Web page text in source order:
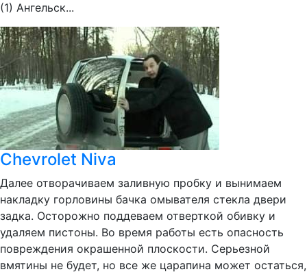
(1) Ангельск...
Chevrolet Niva
Далее отворачиваем заливную пробку и вынимаем
накладку горловины бачка омывателя стекла двери
задка. Осторожно поддеваем отверткой обивку и
удаляем пистоны. Во время работы есть опасность
повреждения окрашенной плоскости. Серьезной
вмятины не будет, но все же царапина может остаться,